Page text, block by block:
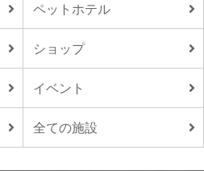
ペットホテル
ショップ
イベント
全ての施設